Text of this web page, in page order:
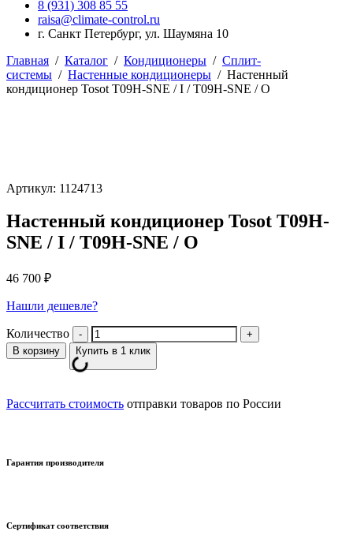
8 (931) 308 85 55
raisa@climate-control.ru
г. Санкт Петербург, ул. Шаумяна 10
Главная / Каталог / Кондиционеры / Сплит-
системы / Настенные кондиционеры / Настенный
кондиционер Tosot T09H-SNE / I / T09H-SNE / O
Артикул: 1124713
Настенный кондиционер Tosot T09H-
SNE / I / T09H-SNE / O
46 700 ₽
Нашли дешевле?
Количество
В корзину Купить в 1 клик
Рассчитать стоимость отправки товаров по России
Гарантия производителя
Сертификат соответствия